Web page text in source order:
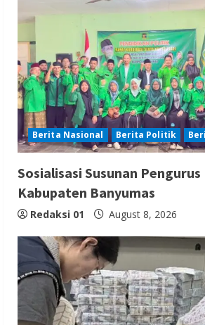
Berita Nasional Berita Politik
Sosialisasi Susunan Pengurus
Kabupaten Banyumas
Redaksi 01 August 8, 2026